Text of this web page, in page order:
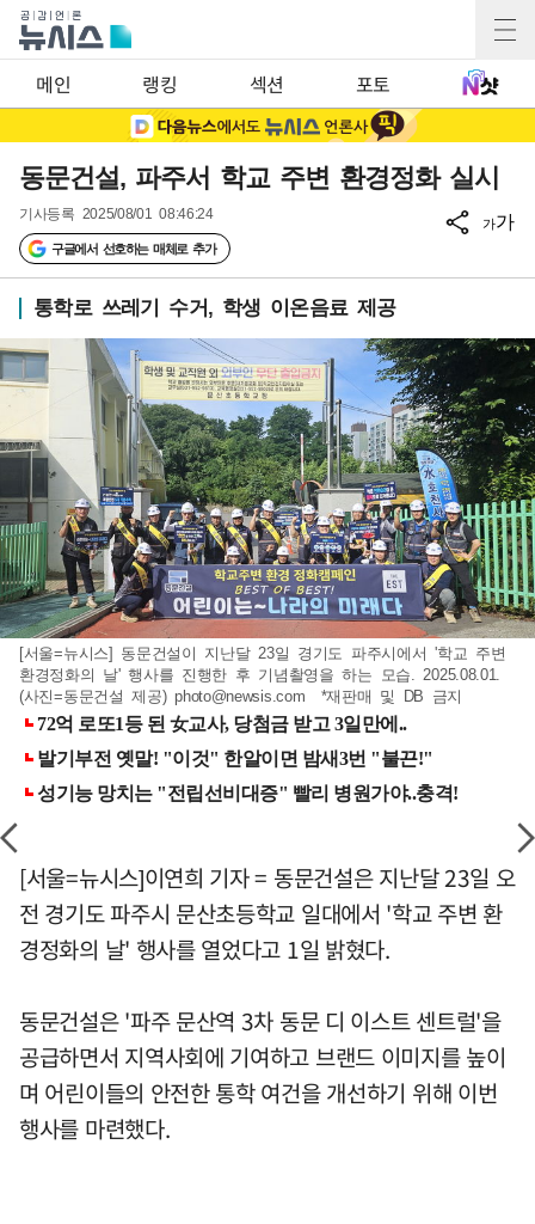
메인 랭킹 섹션 포토
동문건설, 파주서 학교 주변 환경정화 실시
기사등록 2025/08/01 08:46:24
구글에서 선호하는 매체로 추가
가가
통학로 쓰레기 수거, 학생 이온음료 제공
[서울=뉴시스] 동문건설이 지난달 23일 경기도 파주시에서 '학교 주변
환경정화의 날' 행사를 진행한 후 기념촬영을 하는 모습. 2025.08.01.
(사진=동문건설 제공)photo@newsis.com *재판매 및 DB 금지
[서울=뉴시스]이연희 기자 = 동문건설은 지난달 23일 오
전 경기도 파주시 문산초등학교 일대에서 '학교 주변 환
경정화의 날' 행사를 열었다고 1일 밝혔다.
동문건설은 '파주 문산역 3차 동문 디 이스트 센트럴'을
공급하면서 지역사회에 기여하고 브랜드 이미지를 높이
며 어린이들의 안전한 통학 여건을 개선하기 위해 이번
행사를 마련했다.